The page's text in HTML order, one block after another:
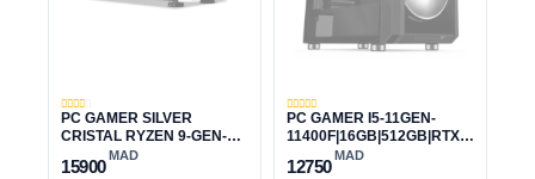
PC GAMER SILVER
CRISTAL RYZEN 9-GEN-3
3950X|32GB|1TB|RTX 3070
15900
MAD
PC GAMER I5-11GEN-
11400F|16GB|512GB|RTX
3070 TI 8GB
12750
MAD